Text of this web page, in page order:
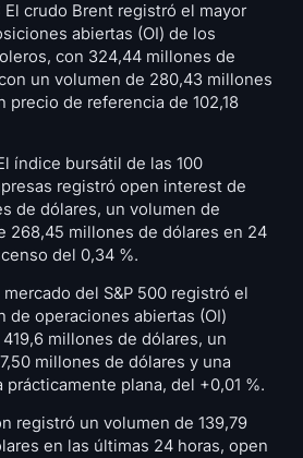
El crudo Brent registró el mayor
abiertas (OI) de los
con 324,44 millones de
un volumen de 280,43 millones
precio de referencia de 102,18
índice bursátil de las 100
registró open interest de
de dólares, un volumen de
268,45 millones de dólares en 24
del 0,34 %.
mercado del S&P 500 registró el
de operaciones abiertas (OI)
millones de dólares, un
millones de dólares y una
prácticamente plana, del +0,01 %.
registró un volumen de 139,79
en las últimas 24 horas, open